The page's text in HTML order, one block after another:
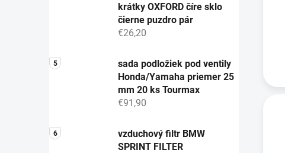
krátky OXFORD číre sklo
čierne puzdro pár
€26,20
sada podložiek pod ventily
Honda/Yamaha priemer 25
mm 20 ks Tourmax
€91,90
vzduchový filtr BMW
SPRINT FILTER